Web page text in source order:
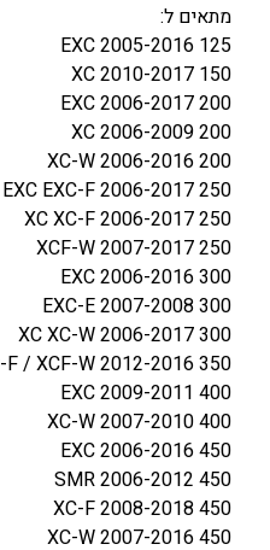
מתאים ל:
125 EXC 2005-2016
150 XC 2010-2017
200 EXC 2006-2017
200 XC 2006-2009
200 XC-W 2006-2016
250 EXC EXC-F 2006-2017
250 XC XC-F 2006-2017
250 XCF-W 2007-2017
300 EXC 2006-2016
300 EXC-E 2007-2008
300 XC XC-W 2006-2017
350 EXC-F/ XC-F / XCF-W 2012-2016
400 EXC 2009-2011
400 XC-W 2007-2010
450 EXC 2006-2016
450 SMR 2006-2012
450 XC-F 2008-2018
450 XC-W 2007-2016